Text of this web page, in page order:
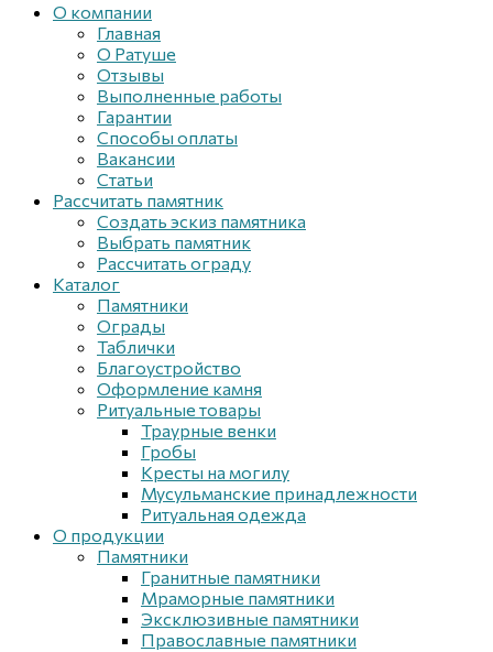
О компании
Главная
О Ратуше
Отзывы
Выполненные работы
Гарантии
Способы оплаты
Вакансии
Статьи
Рассчитать памятник
Создать эскиз памятника
Выбрать памятник
Рассчитать ограду
Каталог
Памятники
Ограды
Таблички
Благоустройствo
Оформление камня
Ритуальные товары
Траурные венки
Гробы
Кресты на могилу
Мусульманские принадлежности
Ритуальная одежда
О продукции
Памятники
Гранитные памятники
Мраморные памятники
Эксклюзивные памятники
Православные памятники